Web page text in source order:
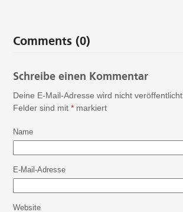
Comments (0)
Schreibe einen Kommentar
Deine E-Mail-Adresse wird nicht veröffentlicht.
Felder sind mit* markiert
Name
E-Mail-Adresse
Website